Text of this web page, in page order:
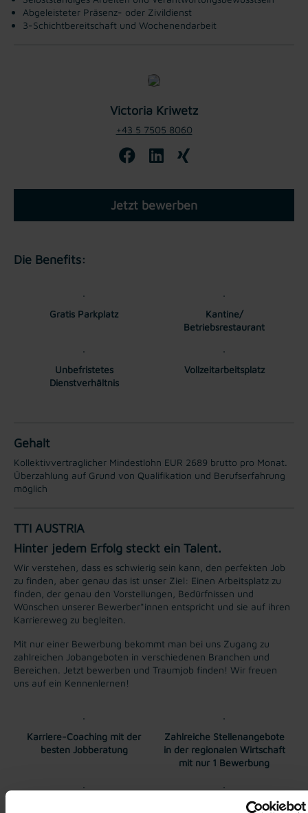
Abgeleisteter Präsenz- oder Zivildienst
3-Schichtbereitschaft und Wochenendarbeit
Victoria Kriwetz
+43 5 7505 8060
Jetzt bewerben
Die Benefits:
Gratis Parkplatz
Kantine/
Betriebsrestaurant
Unbefristetes
Dienstverhältnis
Vollzeitarbeitsplatz
Gehalt
Kollektivvertraglicher Mindestlohn EUR 2689 brutto pro Monat.
Überzahlung auf Grund von Qualifikation und Berufserfahrung
möglich
TTI AUSTRIA
Hinter jedem Erfolg steckt ein Talent.
Wir verstehen, dass es schwierig sein kann, den perfekten Job
zu finden, aber genau das ist unser Ziel: Einen Arbeitsplatz zu
finden, der genau den Vorstellungen, Bedürfnissen und
Wünschen unserer Bewerber*innen entspricht und sie auf ihren
Karriereweg zu begleiten.
Mit nur einer Bewerbung bekommt man bei uns Zugang zu
zahlreichen Jobangeboten in verschiedenen Branchen und
Bereichen. Jetzt bewerben und Traumjob finden! Wir freuen
uns auf ein Kennenlernen!
Karriere-Coaching mit der
besten Jobberatung
Zahlreiche Stellenangebote
in der regionalen Wirtschaft
mit nur 1 Bewerbung
Tolle Aus- und